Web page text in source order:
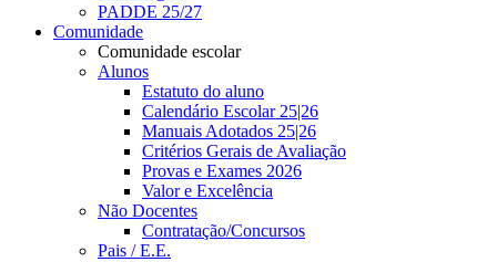
PADDE 25/27
Comunidade
Comunidade escolar
Alunos
Estatuto do aluno
Calendário Escolar 25|26
Manuais Adotados 25|26
Critérios Gerais de Avaliação
Provas e Exames 2026
Valor e Excelência
Não Docentes
Contratação/Concursos
Pais / E.E.